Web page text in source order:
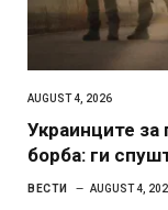
AUGUST 4, 2026
Украинците за
борба: ги
ВЕСТИ AUGUST 4,